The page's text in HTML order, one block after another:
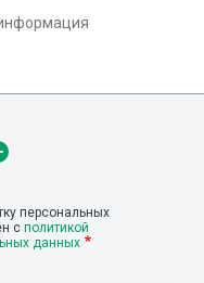
персональных
с политикой
данных